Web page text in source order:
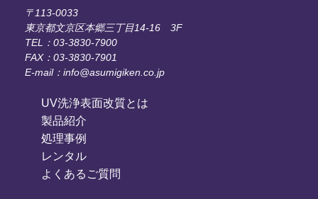
〒113-0033
東京都文京区本郷三丁目14-16 3F
TEL：03-3830-7900
FAX：03-3830-7901
E-mail：info@asumigiken.co.jp
UV洗浄表面改質とは
製品紹介
処理事例
レンタル
よくあるご質問